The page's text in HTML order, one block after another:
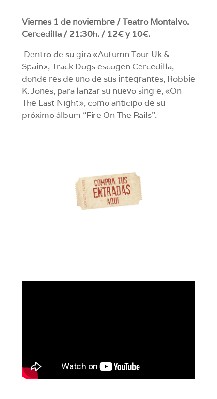
Viernes 1 de noviembre / Teatro Montalvo.
Cercedilla / 21:30h. / 12€ y 10€.
Dentro de su gira «Autumn Tour Uk &
Spain», Track Dogs escogen Cercedilla,
donde reside uno de sus integrantes, Robbie
K. Jones, para lanzar su nuevo single, «On
The Last Night», como anticipo de su
próximo álbum “Fire On The Rails”.